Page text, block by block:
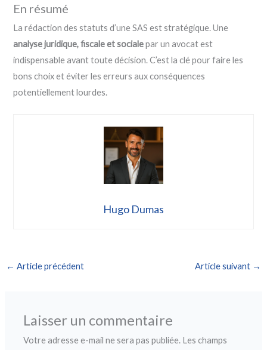
En résumé
La rédaction des statuts d’une SAS est stratégique. Une
analyse juridique, fiscale et socialepar un avocat est
indispensable avant toute décision. C’est la clé pour faire les
bons choix et éviter les erreurs aux conséquences
potentiellement lourdes.
Hugo Dumas
← Article précédent Article suivant →
Laisser un commentaire
Votre adresse e-mail ne sera pas publiée. Les champs